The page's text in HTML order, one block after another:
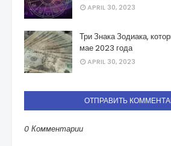
APRIL 30, 2023
Три Знака Зодиака,
мае 2023 года
APRIL 30, 2023
ОТПРАВИТЬ
0 Комментарии